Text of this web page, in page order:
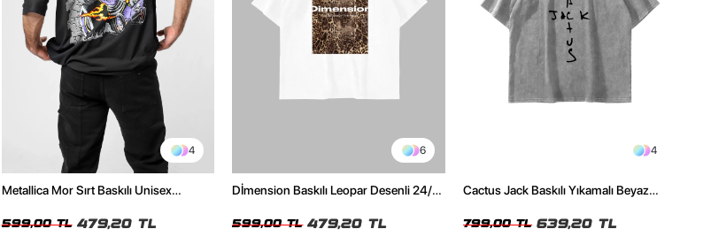
4
Metallica Mor Sırt Baskılı Unisex
599,00 TL 479,20 TL
6
Dİmension Baskılı Leopar Desenli 24/1
599,00 TL 479,20 TL
4
Cactus Jack Baskılı Yıkamalı Beyaz
799,00 TL 639,20 TL